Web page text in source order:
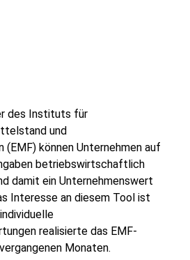
des Instituts für
und
(EMF) können Unternehmen auf
betriebswirtschaftlich
damit ein Unternehmenswert
Interesse an diesem Tool ist
realisierte das EMF-
Monaten.